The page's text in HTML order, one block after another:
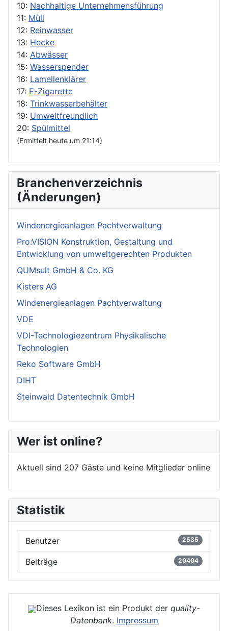
10: Nachhaltige Unternehmensführung
11: Müll
12: Reinwasser
13: Hecke
14: Abwässer
15: Wasserspender
16: Lamellenklärer
17: E-Zigarette
18: Trinkwasserbehälter
19: Umweltfreundlich
20: Spülmittel
(Ermittelt heute um 21:14)
Branchenverzeichnis
(Änderungen)
Windenergieanlagen Pachtverwaltung
Pro:VISION Konstruktion, Gestaltung und
Entwicklung von umweltgerechten Produkten
QUMsult GmbH & Co. KG
Kisters AG
Windenergieanlagen Pachtverwaltung
VDE
VDI-Technologiezentrum Physikalische
Technologien
Reko Software GmbH
DIHT
Steinwald Datentechnik GmbH
Wer ist online?
Aktuell sind 207 Gäste und keine Mitglieder online
Statistik
Benutzer 2535
Beiträge 20404
Dieses Lexikon ist ein Produkt der quality-
Datenbank. Impressum